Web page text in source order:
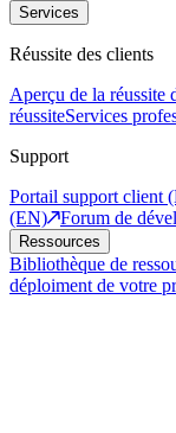
Services
Réussite des clients
Aperçu de la réussite
réussiteServices
Support
Portail support client
(EN)
Forum de
Ressources
Bibliothèque de
déploiment de votre